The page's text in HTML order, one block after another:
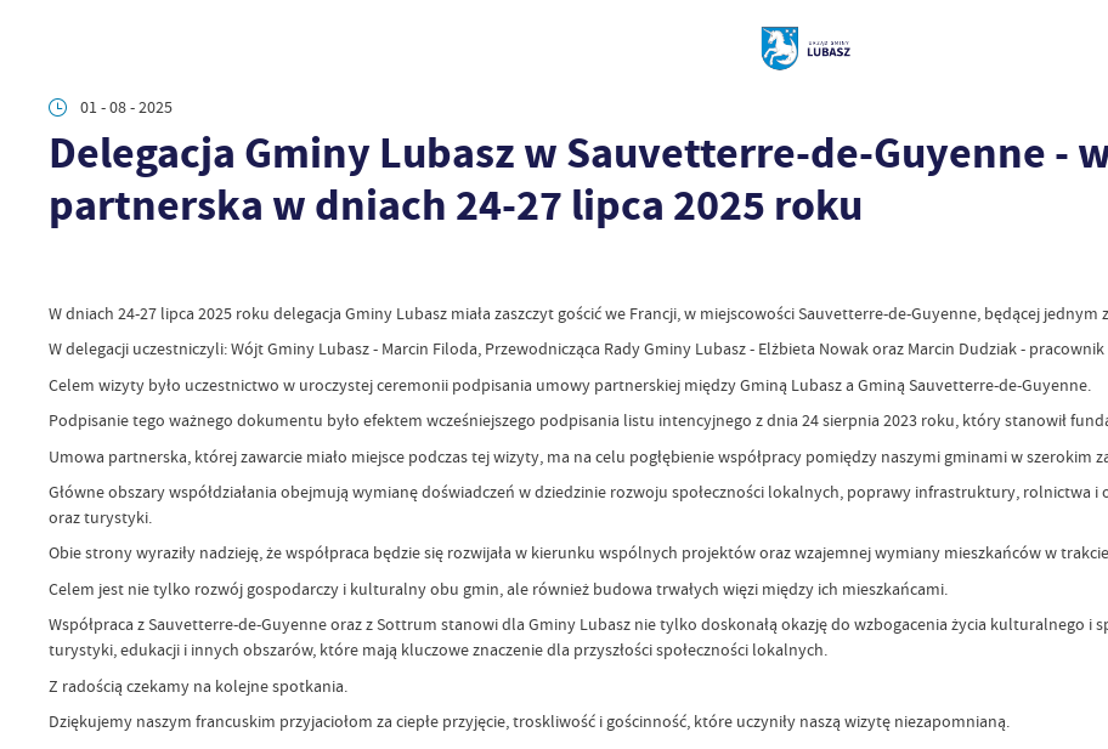
01 - 08 - 2025
Delegacja Gminy Lubasz w Sauvetterre-de-Guyenne -
partnerska w dniach 24-27 lipca 2025 roku
W dniach 24-27 lipca 2025 roku delegacja Gminy Lubasz miała zaszczyt gościć we Francji, w miejscowości Sauvetterre-de-Guyenne, będącej
W delegacji uczestniczyli: Wójt Gminy Lubasz - Marcin Filoda, Przewodnicząca Rady Gminy Lubasz - Elżbieta Nowak oraz Marcin Dudziak -
Celem wizyty było uczestnictwo w uroczystej ceremonii podpisania umowy partnerskiej między Gminą Lubasz a Gminą Sauvetterre-de-Guyenne.
Podpisanie tego ważnego dokumentu było efektem wcześniejszego podpisania listu intencyjnego z dnia 24 sierpnia 2023 roku, który stanowił
Umowa partnerska, której zawarcie miało miejsce podczas tej wizyty, ma na celu pogłębienie współpracy pomiędzy naszymi gminami w szerokim
Główne obszary współdziałania obejmują wymianę doświadczeń w dziedzinie rozwoju społeczności lokalnych, poprawy infrastruktury, rolnictwa
oraz turystyki.
Obie strony wyraziły nadzieję, że współpraca będzie się rozwijała w kierunku wspólnych projektów oraz wzajemnej wymiany mieszkańców w
Celem jest nie tylko rozwój gospodarczy i kulturalny obu gmin, ale również budowa trwałych więzi między ich mieszkańcami.
Współpraca z Sauvetterre-de-Guyenne oraz z Sottrum stanowi dla Gminy Lubasz nie tylko doskonałą okazję do wzbogacenia życia kulturalnego i
turystyki, edukacji i innych obszarów, które mają kluczowe znaczenie dla przyszłości społeczności lokalnych.
Z radością czekamy na kolejne spotkania.
Dziękujemy naszym francuskim przyjaciołom za ciepłe przyjęcie, troskliwość i gościnność, które uczyniły naszą wizytę niezapomnianą.